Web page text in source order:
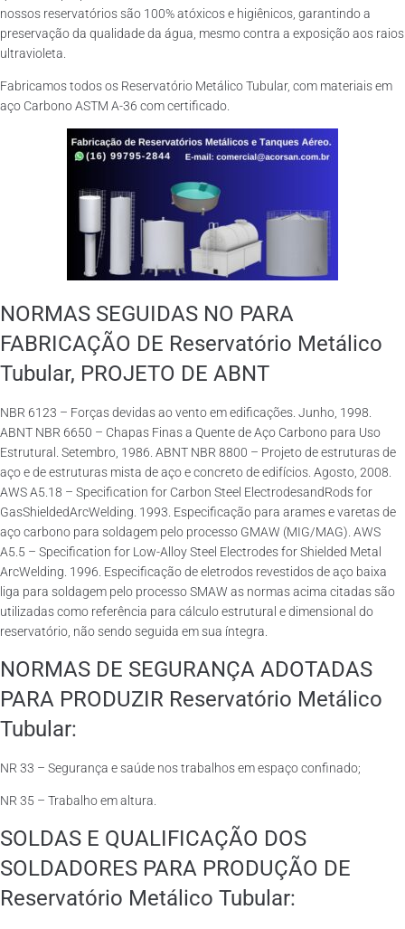
nossos reservatórios são 100% atóxicos e higiênicos, garantindo a
preservação da qualidade da água, mesmo contra a exposição aos raios
ultravioleta.
Fabricamos todos os Reservatório Metálico Tubular, com materiais em
aço Carbono ASTM A-36 com certificado.
NORMAS SEGUIDAS NO PARA
FABRICAÇÃO DE Reservatório Metálico
Tubular, PROJETO DE ABNT
NBR 6123 – Forças devidas ao vento em edificações. Junho, 1998.
ABNT NBR 6650 – Chapas Finas a Quente de Aço Carbono para Uso
Estrutural. Setembro, 1986. ABNT NBR 8800 – Projeto de estruturas de
aço e de estruturas mista de aço e concreto de edifícios. Agosto, 2008.
AWS A5.18 – Specification for Carbon Steel ElectrodesandRods for
GasShieldedArcWelding. 1993. Especificação para arames e varetas de
aço carbono para soldagem pelo processo GMAW (MIG/MAG). AWS
A5.5 – Specification for Low-Alloy Steel Electrodes for Shielded Metal
ArcWelding. 1996. Especificação de eletrodos revestidos de aço baixa
liga para soldagem pelo processo SMAW as normas acima citadas são
utilizadas como referência para cálculo estrutural e dimensional do
reservatório, não sendo seguida em sua íntegra.
NORMAS DE SEGURANÇA ADOTADAS
PARA PRODUZIR Reservatório Metálico
Tubular:
NR 33 – Segurança e saúde nos trabalhos em espaço confinado;
NR 35 – Trabalho em altura.
SOLDAS E QUALIFICAÇÃO DOS
SOLDADORES PARA PRODUÇÃO DE
Reservatório Metálico Tubular: